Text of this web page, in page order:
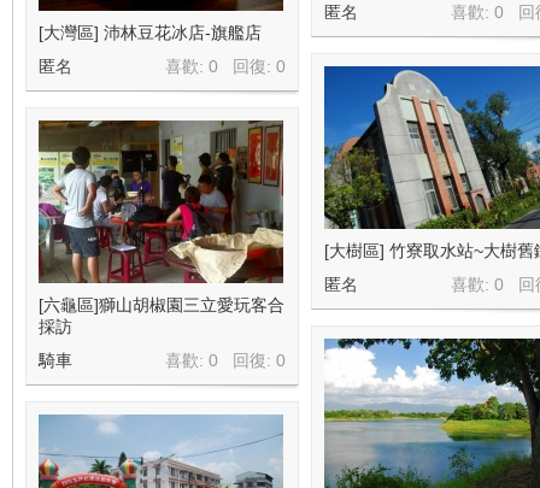
喜歡: 0 回
匿名
[大灣區] 沛林豆花冰店-旗艦店
喜歡: 0 回復: 0
匿名
[大樹區] 竹寮取水站~大樹舊
喜歡: 0 回
匿名
[六龜區]獅山胡椒園三立愛玩客合
採訪
喜歡: 0 回復: 0
騎車